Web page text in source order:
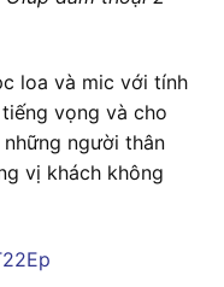
loa và mic với tính
vọng và cho
người thân
vị khách không